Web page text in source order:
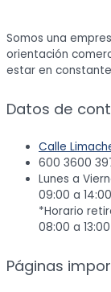
Somos una
orientación
estar en
Datos de
Calle
600 3600
Lunes a
09:00 a
*Horario
08:00 a
Páginas